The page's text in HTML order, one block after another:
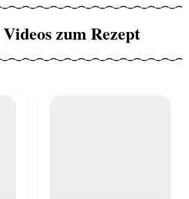
zum Rezept